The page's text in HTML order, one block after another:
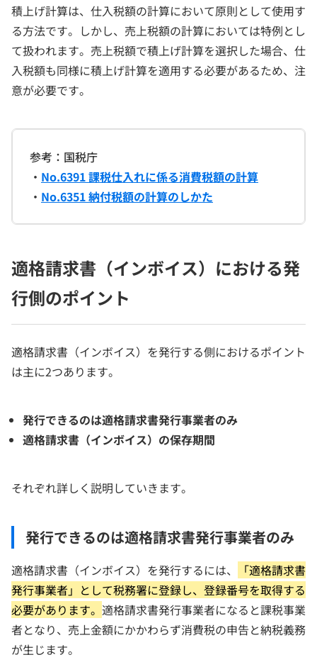
積上げ計算は、仕入税額の計算において原則として使用す
る方法です。しかし、売上税額の計算においては特例とし
て扱われます。売上税額で積上げ計算を選択した場合、仕
入税額も同様に積上げ計算を適用する必要があるため、注
意が必要です。
参考：国税庁
・ No.6391 課税仕入れに係る消費税額の計算
・ No.6351 納付税額の計算のしかた
適格請求書（インボイス）における発
行側のポイント
適格請求書（インボイス）を発行する側におけるポイント
は主に2つあります。
発行できるのは適格請求書発行事業者のみ
適格請求書（インボイス）の保存期間
それぞれ詳しく説明していきます。
発行できるのは適格請求書発行事業者のみ
適格請求書（インボイス）を発行するには、
「適格請求書
発行事業者」として税務署に登録し、登録番号を取得する
必要があります。 適格請求書発行事業者になると課税事業
者となり、売上金額にかかわらず消費税の申告と納税義務
が生じます。